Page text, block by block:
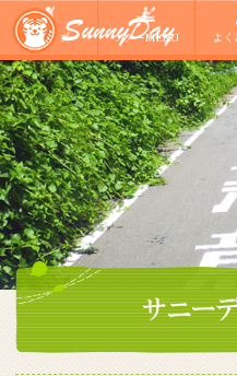
ショップ ツアーMENU よ